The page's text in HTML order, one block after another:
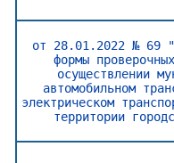
от 28.01.2022 № 69
формы
осуществлении
автомобильном
электрическом
территории